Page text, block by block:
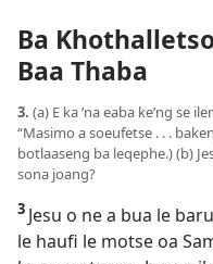
Ba
Baa Thaba
3. (a) E ka ’na eaba ke’ng se
“Masimo a soeufetse . . .
botlaaseng ba leqephe.) (b)
sona joang?
3 Jesu o ne a bua le
le haufi le motse oa